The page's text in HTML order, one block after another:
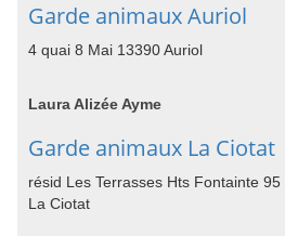
Garde animaux Auriol
4 quai 8 Mai 13390 Auriol
Laura Alizée Ayme
Garde animaux La Ciotat
résid Les Terrasses Hts Fontainte
La Ciotat